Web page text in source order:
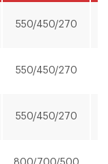
550/450/270
550/450/270
550/450/270